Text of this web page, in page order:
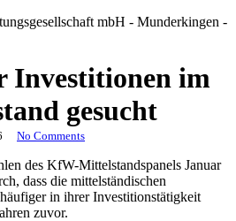
Investitionen im
gesucht
No Comments
des KfW-Mittelstands­panels Januar
dass die mittelständischen
in ihrer Investitions­tätigkeit
zuvor.